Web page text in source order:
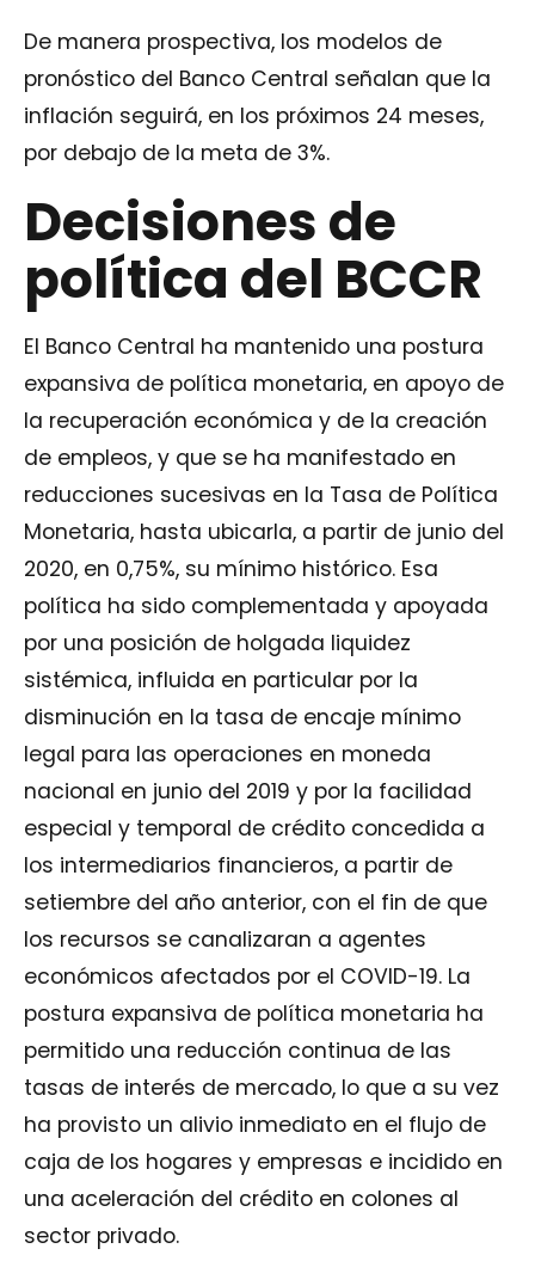
De manera prospectiva, los modelos de
pronóstico del Banco Central señalan que la
inflación seguirá, en los próximos 24 meses,
por debajo de la meta de 3%.
Decisiones de
política del BCCR
El Banco Central ha mantenido una postura
expansiva de política monetaria, en apoyo de
la recuperación económica y de la creación
de empleos, y que se ha manifestado en
reducciones sucesivas en la Tasa de Política
Monetaria, hasta ubicarla, a partir de junio del
2020, en 0,75%, su mínimo histórico. Esa
política ha sido complementada y apoyada
por una posición de holgada liquidez
sistémica, influida en particular por la
disminución en la tasa de encaje mínimo
legal para las operaciones en moneda
nacional en junio del 2019 y por la facilidad
especial y temporal de crédito concedida a
los intermediarios financieros, a partir de
setiembre del año anterior, con el fin de que
los recursos se canalizaran a agentes
económicos afectados por el COVID-19. La
postura expansiva de política monetaria ha
permitido una reducción continua de las
tasas de interés de mercado, lo que a su vez
ha provisto un alivio inmediato en el flujo de
caja de los hogares y empresas e incidido en
una aceleración del crédito en colones al
sector privado.